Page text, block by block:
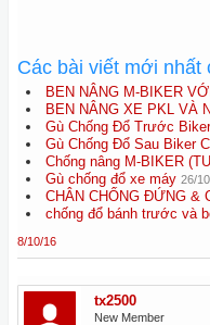
Các bài viết mới nhất
BEN NÂNG M-BIKER
BEN NÂNG XE PKL VÀ
Gù Chống Đổ Trước
Gù Chống Đổ Sau Biker
Chống nâng M-BIKER
Gù chống đổ xe máy 26/
CHÂN CHỐNG ĐỨNG &
chống đổ bánh trước và
8/10/16
tx2500
New Member